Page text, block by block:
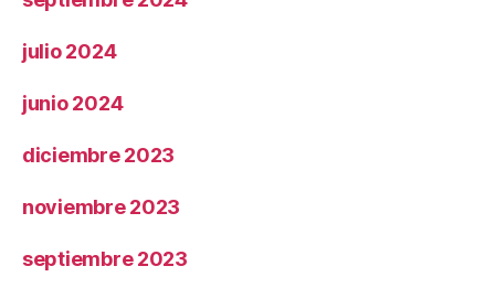
julio 2024
junio 2024
diciembre 2023
noviembre 2023
septiembre 2023